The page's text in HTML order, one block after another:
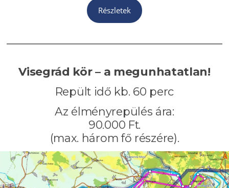
Részletek
Visegrád kör – a megunhatatlan!
Repült idő kb. 60 perc
Az élményrepülés ára:
90.000 Ft.
(max. három fő részére).